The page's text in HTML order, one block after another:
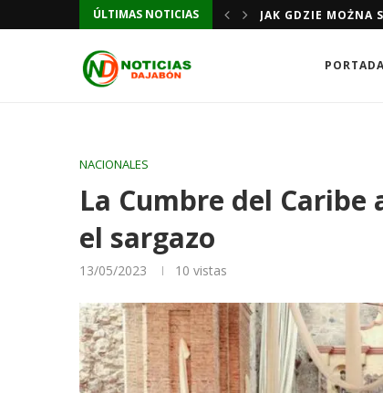
ÚLTIMAS NOTICIAS
JAK GDZIE MOŻNA
NACIONALES
La Cumbre del
el sargazo
13/05/2023 10 vistas